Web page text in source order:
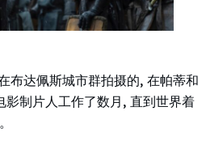
布达佩斯城市群拍摄的, 在帕蒂和
制片人工作了数月, 直到世界着